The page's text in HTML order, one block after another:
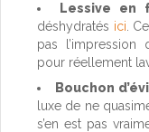
Lessive en
déshydratés ici .
pas l’impression
pour réellement
Bouchon
luxe de ne
s’en est pas